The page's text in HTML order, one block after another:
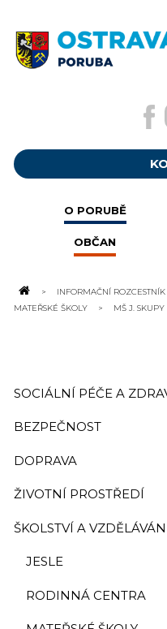
O PORUBĚ
OBČAN
INFORMAČNÍ ROZCESTNÍK
MATEŘSKÉ ŠKOLY
MŠ J. SKUPY
SOCIÁLNÍ PÉČE A
BEZPEČNOST
DOPRAVA
ŽIVOTNÍ PROSTŘEDÍ
ŠKOLSTVÍ A
JESLE
RODINNÁ CENTRA